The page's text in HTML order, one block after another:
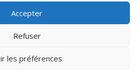
Accepter
Refuser
les préférences